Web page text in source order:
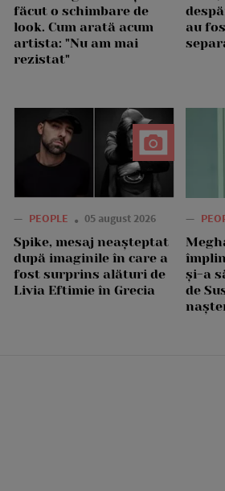
făcut o schimbare de
look. Cum arată acum
artista: "Nu am mai
rezistat"
au
— PEOPLE 05 august 2026
Spike, mesaj neașteptat
după imaginile în care a
fost surprins alături de
Livia Eftimie în Grecia
—
și-a
de